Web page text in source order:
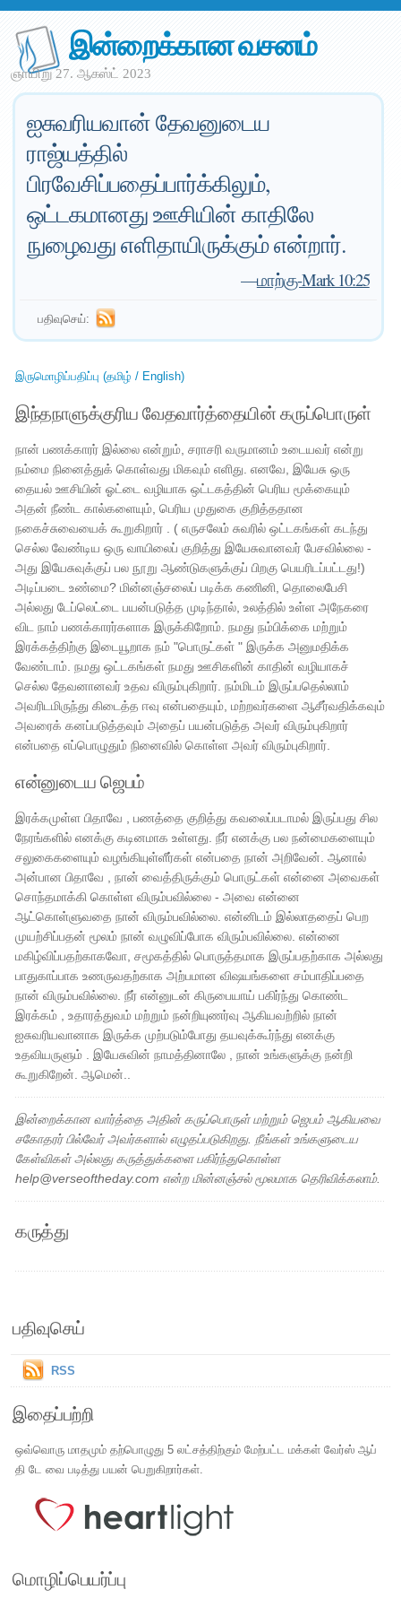
இன்றைக்கான வசனம்
ஞாயிறு 27. ஆகஸ்ட் 2023
ஐசுவரியவான் தேவனுடைய
ராஜ்யத்தில்
பிரவேசிப்பதைப்பார்க்கிலும்,
ஒட்டகமானது ஊசியின் காதிலே
நுழைவது எளிதாயிருக்கும் என்றார்.
—மாற்கு-Mark 10:25
பதிவுசெய்:
இருமொழிப்பதிப்பு (தமிழ் / English)
இந்தநாளுக்குரிய வேதவார்த்தையின் கருப்பொருள்
நான் பணக்காரர் இல்லை என்றும், சராசரி வருமானம் உடையவர் என்று
நம்மை நினைத்துக் கொள்வது மிகவும் எளிது. எனவே, இயேசு ஒரு
தையல் ஊசியின் ஓட்டை வழியாக ஒட்டகத்தின் பெரிய மூக்கையும்
அதன் நீண்ட கால்களையும், பெரிய முதுகை குறித்ததான
நகைச்சுவையைக் கூறுகிறார் . ( எருசலேம் சுவரில் ஒட்டகங்கள் கடந்து
செல்ல வேண்டிய ஒரு வாயிலைப் குறித்து இயேசுவானவர் பேசவில்லை -
அது இயேசுவுக்குப் பல நூறு ஆண்டுகளுக்குப் பிறகு பெயரிடப்பட்டது!)
அடிப்படை உண்மை? மின்னஞ்சலைப் படிக்க கணினி, தொலைபேசி
அல்லது டேப்லெட்டை பயன்படுத்த முடிந்தால், உலத்தில் உள்ள அநேகரை
விட நாம் பணக்காரர்களாக இருக்கிறோம். நமது நம்பிக்கை மற்றும்
இரக்கத்திற்கு இடையூறாக நம் "பொருட்கள் " இருக்க அனுமதிக்க
வேண்டாம். நமது ஒட்டகங்கள் நமது ஊசிகளின் காதின் வழியாகச்
செல்ல தேவனானவர் உதவ விரும்புகிறார். நம்மிடம் இருப்பதெல்லாம்
அவரிடமிருந்து கிடைத்த ஈவு என்பதையும், மற்றவர்களை ஆசீர்வதிக்கவும்
அவரைக் கனப்படுத்தவும் அதைப் பயன்படுத்த அவர் விரும்புகிறார்
என்பதை எப்பொழுதும் நினைவில் கொள்ள அவர் விரும்புகிறார்.
என்னுடைய ஜெபம்
இரக்கமுள்ள பிதாவே , பணத்தை குறித்து கவலைப்படாமல் இருப்பது சில
நேரங்களில் எனக்கு கடினமாக உள்ளது. நீர் எனக்கு பல நன்மைகளையும்
சலுகைகளையும் வழங்கியுள்ளீர்கள் என்பதை நான் அறிவேன். ஆனால்
அன்பான பிதாவே , நான் வைத்திருக்கும் பொருட்கள் என்னை அவைகள்
சொந்தமாக்கி கொள்ள விரும்பவில்லை - அவை என்னை
ஆட்கொள்ளுவதை நான் விரும்பவில்லை. என்னிடம் இல்லாததைப் பெற
முயற்சிப்பதன் மூலம் நான் வழுவிப்போக விரும்பவில்லை. என்னை
மகிழ்விப்பதற்காகவோ, சமூகத்தில் பொருத்தமாக இருப்பதற்காக அல்லது
பாதுகாப்பாக உணருவதற்காக அற்பமான விஷயங்களை சம்பாதிப்பதை
நான் விரும்பவில்லை. நீர் என்னுடன் கிருபையாய் பகிர்ந்து கொண்ட
இரக்கம் , உதாரத்துவம் மற்றும் நன்றியுணர்வு ஆகியவற்றில் நான்
ஐசுவரியவானாக இருக்க முற்படும்போது தயவுக்கூர்ந்து எனக்கு
உதவியருளும் . இயேசுவின் நாமத்தினாலே , நான் உங்களுக்கு நன்றி
கூறுகிறேன். ஆமென்..
இன்றைக்கான வார்த்தை அதின் கருப்பொருள் மற்றும் ஜெபம் ஆகியவை
சகோதரர் பில்வேர் அவர்களால் எழுதப்படுகிறது. நீங்கள் உங்களுடைய
கேள்விகள் அல்லது கருத்துக்களை பகிர்ந்துகொள்ள
help@verseoftheday.com என்ற மின்னஞ்சல் மூலமாக தெரிவிக்கலாம்.
கருத்து
பதிவுசெய்
RSS
இதைப்பற்றி
ஒவ்வொரு மாதமும் தற்பொழுது 5 லட்சத்திற்கும் மேற்பட்ட மக்கள் வேர்ஸ் ஆப்
தி டே வை படித்து பயன் பெறுகிறார்கள்.
மொழிப்பெயர்ப்பு